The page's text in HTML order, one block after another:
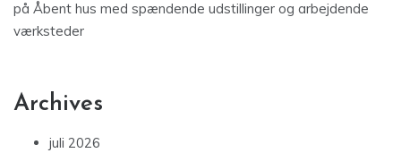
på Åbent hus med spændende udstillinger og arbejdende
værksteder
Archives
juli 2026